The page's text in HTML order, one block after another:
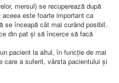
2026
2025
2021
2017
IMPLEMENTAREA
mersul) se recuperează după
este foarte important ca
se înceapă cât mai curând posibil.
din pat şi să încerce să facă
pacient la altul, în funcţie de mai
care a suferit, vârsta pacientului şi